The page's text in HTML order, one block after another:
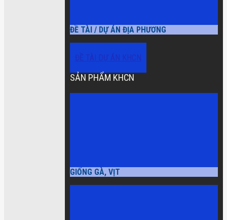
ĐỀ TÀI / DỰ ÁN ĐỊA PHƯƠNG
SẢN PHẨM KHCN
GIỐNG GÀ, VỊT